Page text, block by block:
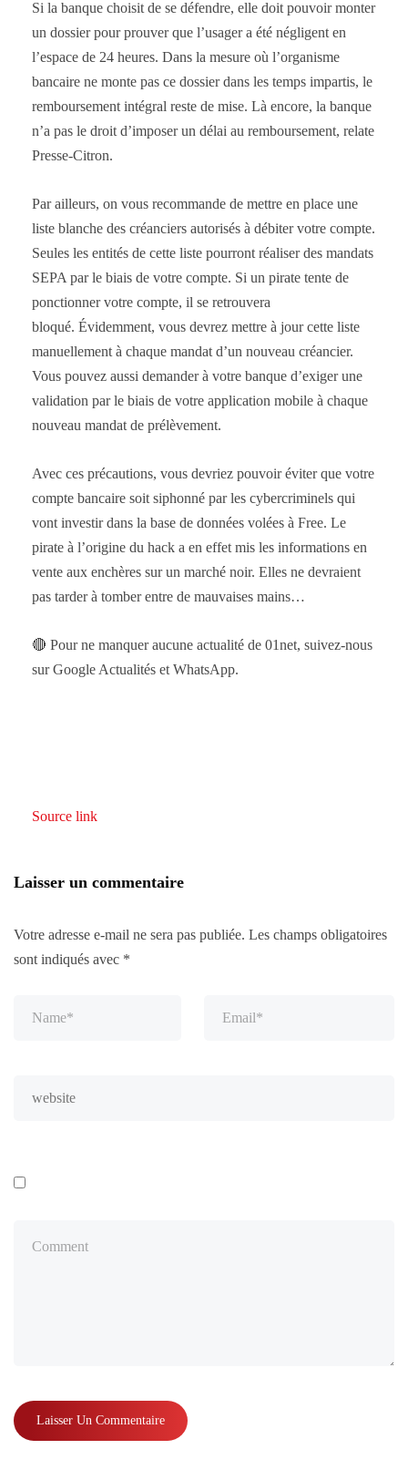
Si la banque choisit de se défendre, elle doit pouvoir monter
un dossier pour prouver que l’usager a été négligent en
l’espace de 24 heures. Dans la mesure où l’organisme
bancaire ne monte pas ce dossier dans les temps impartis, le
remboursement intégral reste de mise. Là encore, la banque
n’a pas le droit d’imposer un délai au remboursement, relate
Presse-Citron.
Par ailleurs, on vous recommande de mettre en place une
liste blanche des créanciers autorisés à débiter votre compte.
Seules les entités de cette liste pourront réaliser des mandats
SEPA par le biais de votre compte. Si un pirate tente de
ponctionner votre compte, il se retrouvera
bloqué. Évidemment, vous devrez mettre à jour cette liste
manuellement à chaque mandat d’un nouveau créancier.
Vous pouvez aussi demander à votre banque d’exiger une
validation par le biais de votre application mobile à chaque
nouveau mandat de prélèvement.
Avec ces précautions, vous devriez pouvoir éviter que votre
compte bancaire soit siphonné par les cybercriminels qui
vont investir dans la base de données volées à Free. Le
pirate à l’origine du hack a en effet mis les informations en
vente aux enchères sur un marché noir. Elles ne devraient
pas tarder à tomber entre de mauvaises mains…
🔴 Pour ne manquer aucune actualité de 01net, suivez-nous
sur Google Actualités et WhatsApp.
Source link
Laisser un commentaire
Votre adresse e-mail ne sera pas publiée. Les champs obligatoires
sont indiqués avec *